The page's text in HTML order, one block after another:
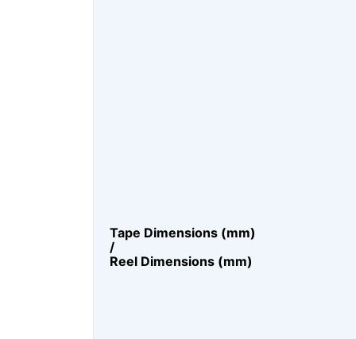
Tape Dimensions (mm)
/
Reel Dimensions (mm)